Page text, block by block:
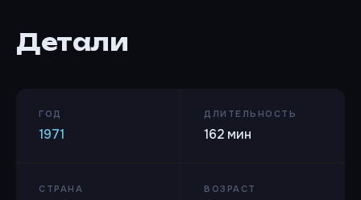
Детали
ГОД
1971
ДЛИТЕЛЬНОСТЬ
162 мин
СТРАНА ВОЗРАСТ